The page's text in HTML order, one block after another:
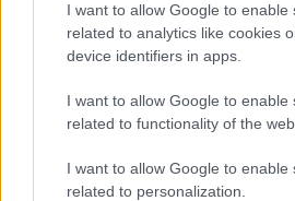
I want to allow Google to enable
related to analytics like cookies
device identifiers in apps.
I want to allow Google to enable
related to functionality of the
I want to allow Google to enable
related to personalization.
Konserneihin liittyvät palvelut
Lakisääteinen kirjanpito
Maksatuspalvelut
Myyntilaskuihin liittyvät
Palkkahallinnon palvelut